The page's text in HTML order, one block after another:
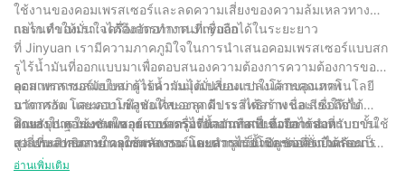
ใช้งานของคอมเพรสเซอร์และลดความเสี่ยงของความล้มเหลวทาง
กลไก ทำให้มั่นใจได้ถึงการทำงานที่เชื่อถือได้ในระยะยาว
แบรนด์ของเรา: เครื่องอัดอากาศ Jinyuan
ที่ Jinyuan เรามีความภาคภูมิใจในการนำเสนอคอมเพรสเซอร์แบบสก
รูไร้น้ำมันที่ออกแบบมาเพื่อตอบสนองความต้องการความต้องการของ
อุตสาหกรรมสมัยใหม่ ด้วยความมุ่งมั่นของเราในด้านคุณภาพ
นวัตกรรม และความพึงพอใจของลูกค้า เราได้สร้างชื่อเสียงให้กับ
ตนเองในฐานะซัพพลายเออร์เครื่องอัดอากาศที่เชื่อถือได้สำหรับการใช้
งานที่หลากหลาย คอมเพรสเซอร์แบบสกรูไร้น้ำมันของเราได้รับการ
ออกแบบทางวิศวกรรมเพื่อความน่าเชื่อถือ ประสิทธิภาพ และคุณภาพ
คอมเพรสเซอร์แบบสกรูไร้น้ำมันได้เปลี่ยนแปลงโลกของเทคโนโลยี
อากาศอัด โดยมอบโซลูชันที่สะอาด มีประสิทธิภาพ และเชื่อถือได้
สำหรับการใช้งานในอุตสาหกรรมที่หลากหลาย ด้วยการออกแบบขั้น
สูง ประสิทธิภาพการใช้พลังงาน และความเป็นมิตรต่อสิ่งแวดล้อม
คอมเพรสเซอร์เหล่านี้จึงกลายเป็นตัวเลือกยอดนิยมสำหรับธุรกิจที่
โดยสรุป คอมเพรสเซอร์แบบสกรูไร้น้ำมันถือเป็นนวัตกรรมที่
เปลี่ยนแปลงเกมในอุตสาหกรรม โดยนำเสนอโซลูชันที่ยั่งยืนและเป็น
มิตรกับสิ่งแวดล้อมมากขึ้นสำหรับธุรกิจที่ดำเนินงานแบบไร้น้ำมัน ด้วย
อ่านเพิ่มเติม